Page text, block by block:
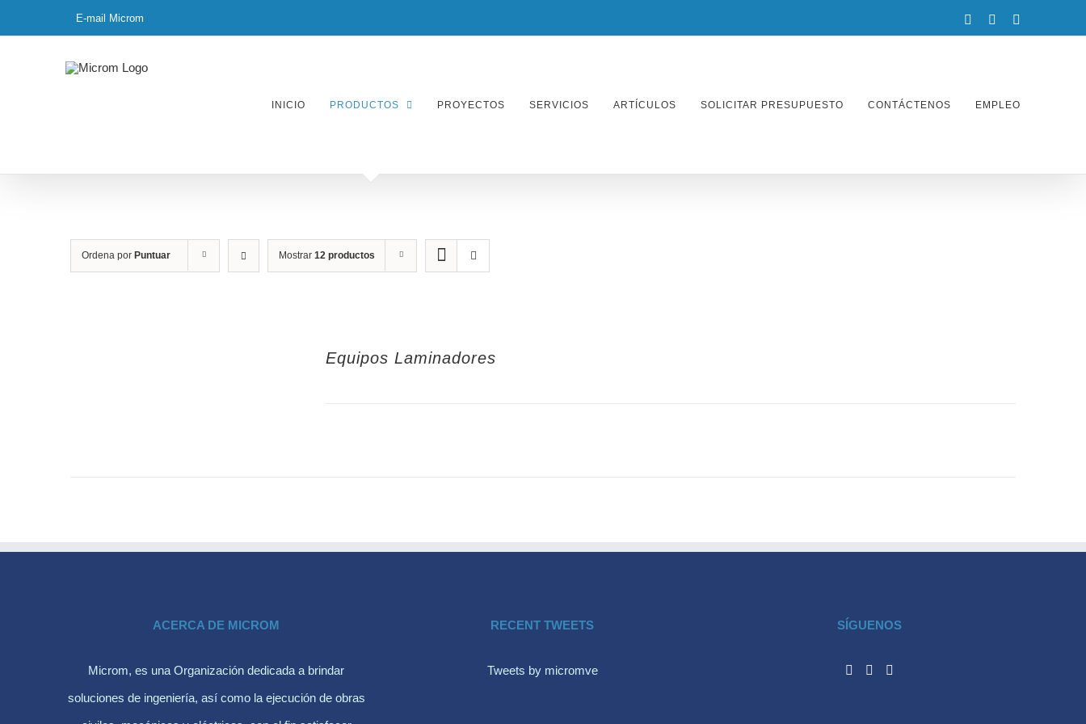
to
E-mail Microm facebook
twitter
INICIO PRODUCTOS PROYECTOS SERVICIOS ARTÍCULOS SOLICITAR PRESUPUESTO CONTÁCTENOS EMPLEO
Ordena por Puntuar Mostrar 12 productos
Equipos Laminadores
ACERCA DE MICROM
Microm, es una Organización dedicada a brindar
soluciones de ingeniería, así como la ejecución de obras
RECENT TWEETS
Tweets by micromve
SÍGUENOS